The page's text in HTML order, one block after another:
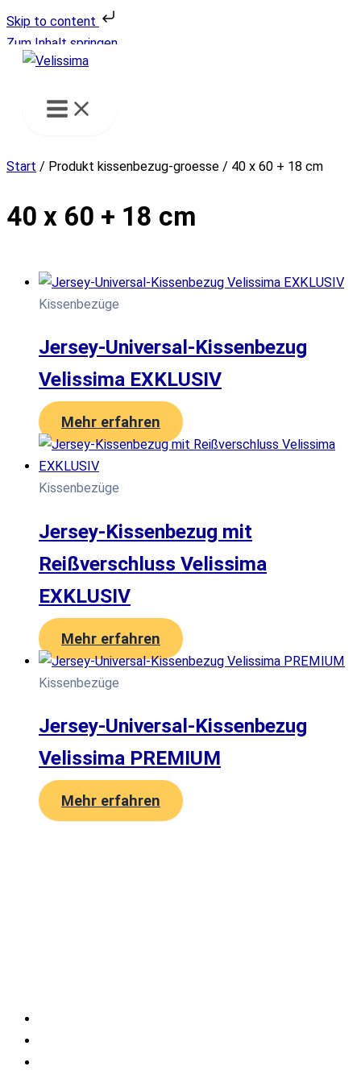
Skip to content
Zum Inhalt springen
Start / Produkt kissenbezug-groesse / 40 x 60 + 18 cm
40 x 60 + 18 cm
Kissenbezüge
Jersey-Universal-Kissenbezug
Velissima EXKLUSIV
Mehr erfahren
Kissenbezüge
Jersey-Kissenbezug mit
Reißverschluss Velissima
EXKLUSIV
Mehr erfahren
Kissenbezüge
Jersey-Universal-Kissenbezug
Velissima PREMIUM
Mehr erfahren